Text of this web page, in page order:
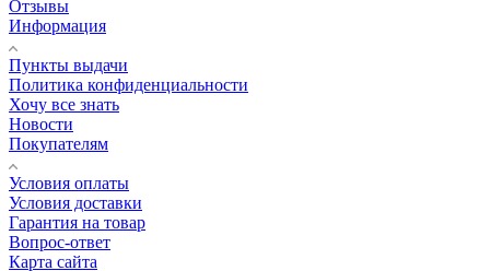
Отзывы
Информация
Пункты выдачи
Политика конфиденциальности
Хочу все знать
Новости
Покупателям
Условия оплаты
Условия доставки
Гарантия на товар
Вопрос-ответ
Карта сайта